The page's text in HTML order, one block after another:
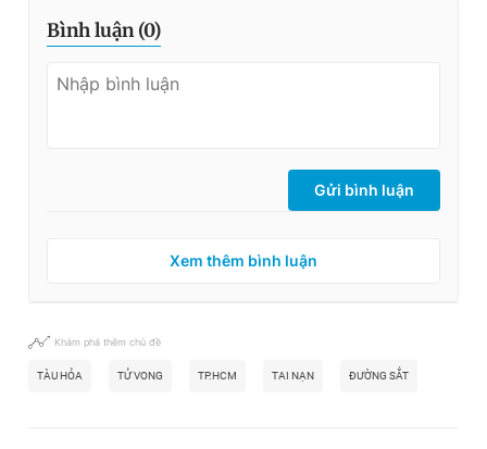
Bình luận (0)
Gửi bình luận
Xem thêm bình luận
Khám phá thêm chủ đề
TÀU HỎA TỬ VONG TP.HCM TAI NẠN ĐƯỜNG SẮT